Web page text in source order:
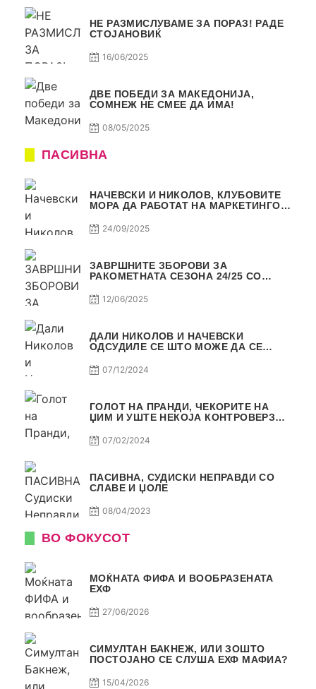
НЕ РАЗМИСЛУВАМЕ ЗА ПОРАЗ! РАДЕ
СТОЈАНОВИЌ
16/06/2025
ДВЕ ПОБЕДИ ЗА МАКЕДОНИЈА,
СОМНЕЖ НЕ СМЕЕ ДА ИМА!
08/05/2025
ПАСИВНА
НАЧЕВСКИ И НИКОЛОВ, КЛУБОВИТЕ
МОРА ДА РАБОТАТ НА МАРКЕТИНГОТ,
24/09/2025
ЗАВРШНИТЕ ЗБОРОВИ ЗА
РАКОМЕТНАТА СЕЗОНА 24/25 СО
12/06/2025
ДАЛИ НИКОЛОВ И НАЧЕВСКИ
ОДСУДИЛЕ СЕ ШТО МОЖЕ ДА СЕ
07/12/2024
ГОЛОТ НА ПРАНДИ, ЧЕКОРИТЕ НА
ЏИМ И УШТЕ НЕКОЈА КОНТРОВЕРЗА !
07/02/2024
ПАСИВНА, СУДИСКИ НЕПРАВДИ СО
СЛАВЕ И ЏОЛЕ
08/04/2023
ВО ФОКУСОТ
МОЌНАТА ФИФА И ВООБРАЗЕНАТА
ЕХФ
27/06/2026
СИМУЛТАН БАКНЕЖ, ИЛИ ЗОШТО
ПОСТОЈАНО СЕ СЛУША ЕХФ МАФИА?
15/04/2026